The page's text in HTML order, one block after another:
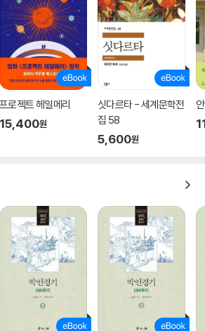
프로젝트 헤일메리
15,400원
싯다르타 - 세계문학전
집 58
5,600원